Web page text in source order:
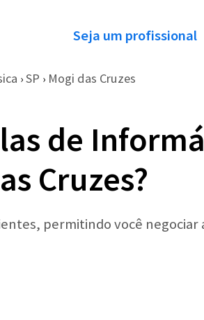
Seja um profissional
› SP › Mogi das Cruzes
de
Cruzes?
permitindo você negociar